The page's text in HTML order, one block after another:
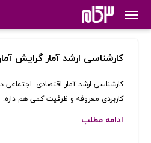
کارشناسی ارشد آمار گرایش
کارشناسی ارشد آمار اقتصادی- اجتماعی
کاربردی معروفه و ظرفیت کمی هم داره.
ادامه مطلب